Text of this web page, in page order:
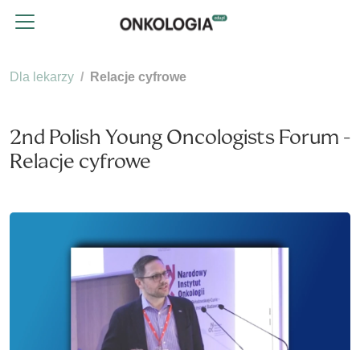
Dla lekarzy Relacje cyfrowe
2nd Polish Young Oncologists Forum -
Relacje cyfrowe